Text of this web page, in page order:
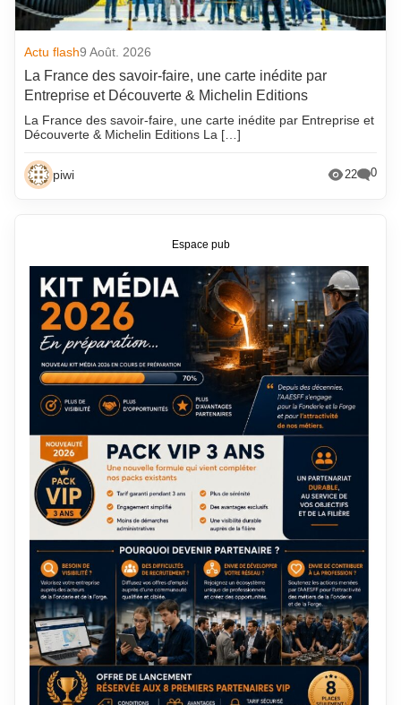
Actu flash9 Août. 2026
La France des savoir-faire, une carte inédite par
Entreprise et Découverte & Michelin Editions
La France des savoir-faire, une carte inédite par Entreprise et
Découverte & Michelin Editions La […]
piwi 22 0
Espace pub